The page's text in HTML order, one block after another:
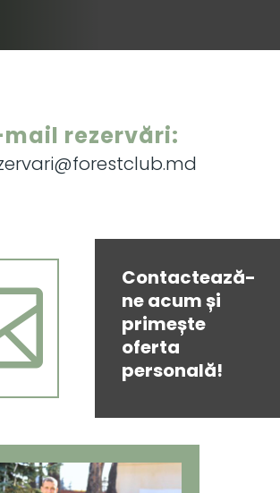
mail rezervări:
Contactează-
ne acum și
primește
oferta
personală!